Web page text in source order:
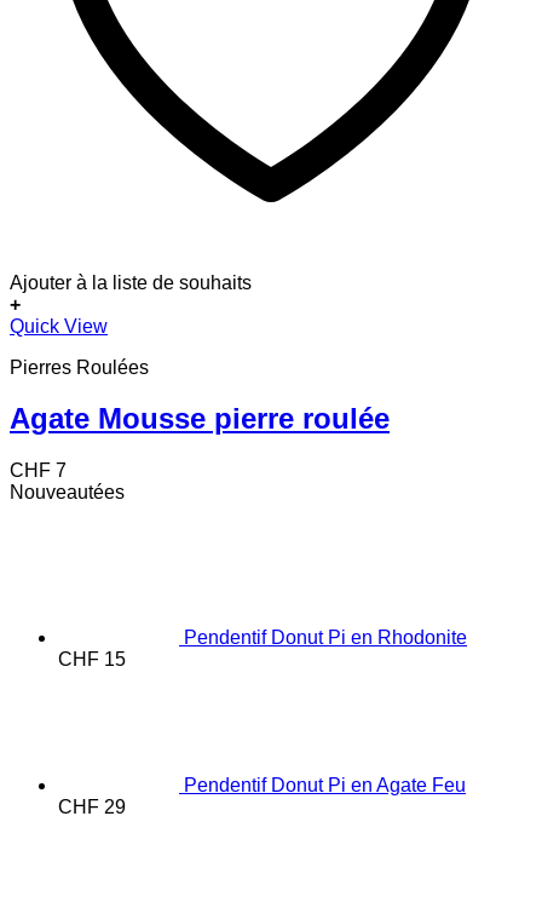
Ajouter à la liste de souhaits
+
Quick View
Pierres Roulées
Agate Mousse pierre roulée
CHF 7
Nouveautées
Pendentif Donut Pi en Rhodonite
CHF 15
Pendentif Donut Pi en Agate Feu
CHF 29